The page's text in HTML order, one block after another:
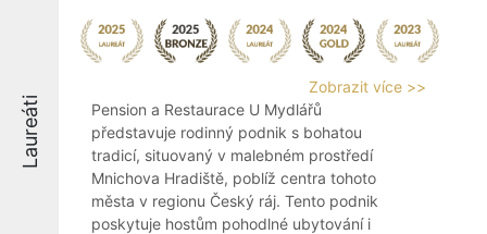
Laureáti
Zobrazit více >>
Pension a Restaurace U Mydlářů
představuje rodinný podnik s bohatou
tradicí, situovaný v malebném prostředí
Mnichova Hradiště, poblíž centra tohoto
města v regionu Český ráj. Tento podnik
poskytuje hostům pohodlné ubytování i